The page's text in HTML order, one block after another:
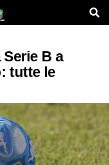
B a
tutte le